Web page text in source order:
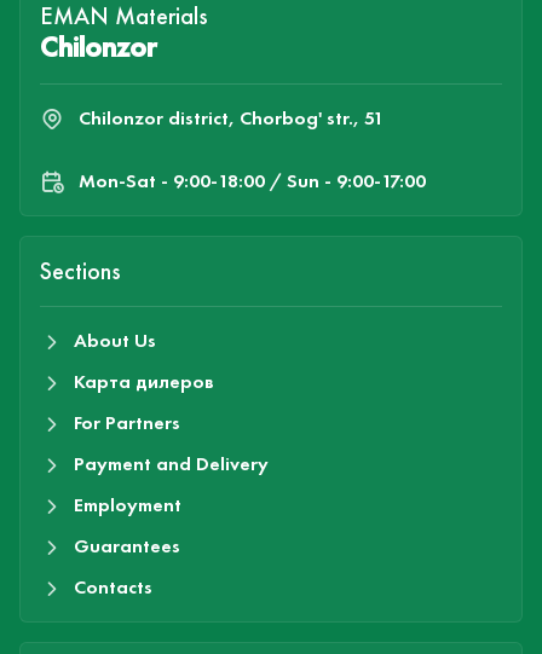
EMAN Materials
Chilonzor
Chilonzor district, Chorbog' str., 51
Mon-Sat - 9:00-18:00 / Sun - 9:00-17:00
Sections
About Us
Карта дилеров
For Partners
Payment and Delivery
Employment
Guarantees
Contacts